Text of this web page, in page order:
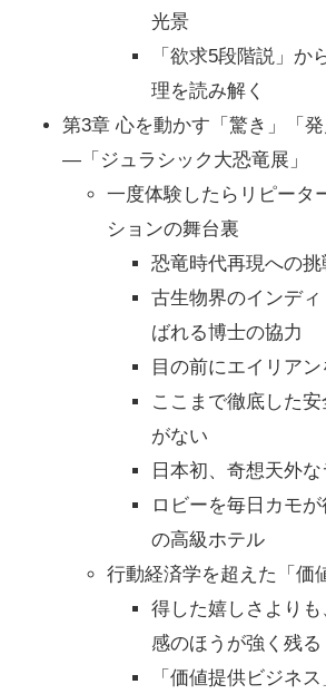
光景
「欲求5段階説」か
理を読み解く
第3章 心を動かす「驚き」「
―「ジュラシック大恐竜展」
一度体験したらリピータ
ションの舞台裏
恐竜時代再現への挑
古生物界のインデ
ばれる博士の協力
目の前にエイリア
ここまで徹底した
がない
日本初、奇想天外
ロビーを毎日カモ
の高級ホテル
行動経済学を超えた「価
得した嬉しさより
感のほうが強く残る
「価値提供ビジネ